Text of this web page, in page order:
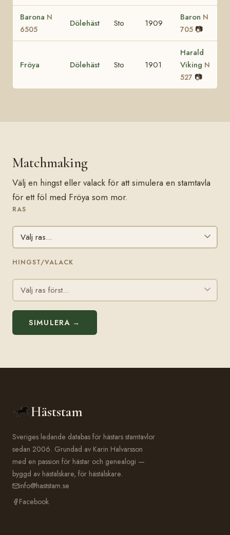
Barona N
6505
Dölehäst Sto 1909
Baron N
705 📷
Fröya Dölehäst Sto 1901
Harald
Viking N
527 📷
Matchmaking
Välj en hingst eller valack för att simulera en stamtavla
för ett föl med Fröya som mor.
RAS
HINGST/VALACK
SIMULERA →
Häststam
Sveriges ledande databas för hästars stamtavlor
sedan 2006. Grundad av Karin Halvarsson
med en passion för hästar och genealogi —
byggd av hästälskare, för hästälskare.
info@haststam.se
Facebook